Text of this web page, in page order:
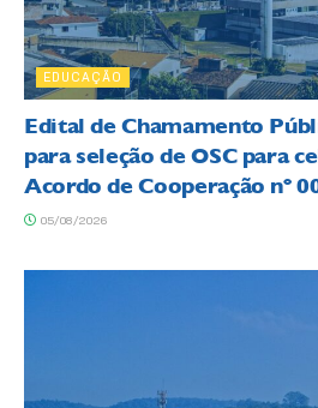
EDUCAÇÃO
Edital de Chamamento
para seleção de OSC para
Acordo de Cooperação nº
05/08/2026